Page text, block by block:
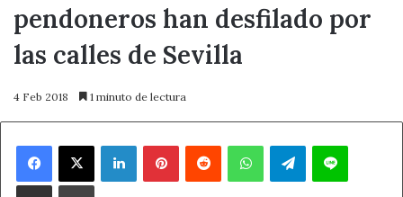
pendoneros han desfilado por
las calles de Sevilla
4 Feb 2018 1 minuto de lectura
Facebook
X LinkedInPinterestReddit WhatsAppTelegramLine
Compartir por correo electrónicoImprimir